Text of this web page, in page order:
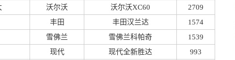
沃尔沃 沃尔沃XC60
2709
丰田
丰田汉兰达
1574
雪佛兰
雪佛兰科帕奇
1539
现代
现代全新胜达
993